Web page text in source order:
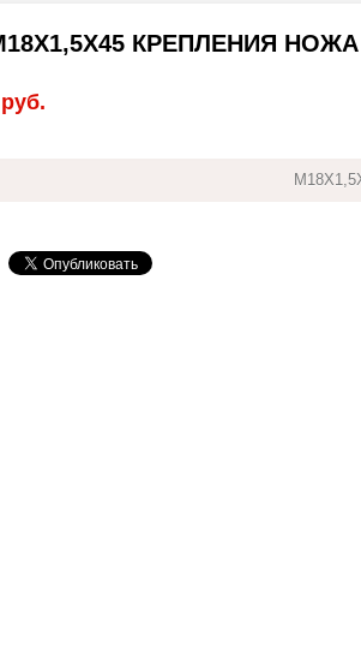
КРЕПЛЕНИЯ
руб.